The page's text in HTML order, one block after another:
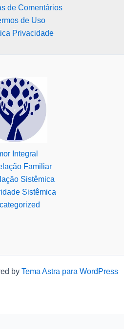
de Comentários
de Uso
Privacidade
Integral
Familiar
Sistêmica
Sistêmica
by Tema Astra para WordPress